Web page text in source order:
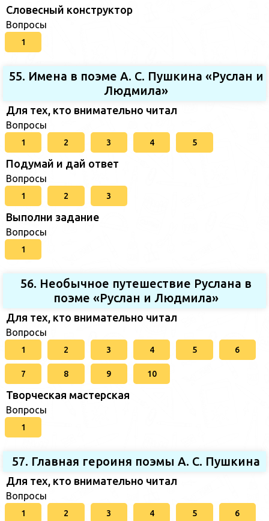
Словесный конструктор
Вопросы
1
55. Имена в поэме А. С. Пушкина «Руслан и
Людмила»
Для тех, кто внимательно читал
Вопросы
1 2 3 4 5
Подумай и дай ответ
Вопросы
1 2 3
Выполни задание
Вопросы
1
56. Необычное путешествие Руслана в
поэме «Руслан и Людмила»
Для тех, кто внимательно читал
Вопросы
1 2 3 4 5 6
7 8 9 10
Творческая мастерская
Вопросы
1
57. Главная героиня поэмы А. С. Пушкина
Для тех, кто внимательно читал
Вопросы
1 2 3 4 5 6